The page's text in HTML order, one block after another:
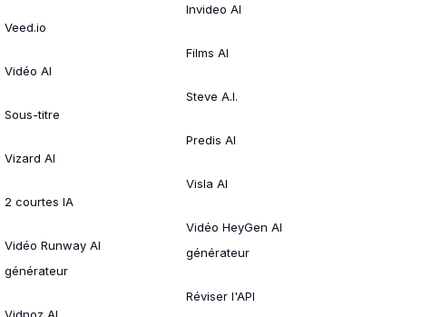
Veed.io
Vidéo AI
Sous-titre
Vizard AI
2 courtes IA
Vidéo Runway AI
générateur
Vidnoz AI
Invideo AI
Films AI
Steve A.I.
Predis AI
Visla AI
Vidéo HeyGen AI
générateur
Réviser l'API